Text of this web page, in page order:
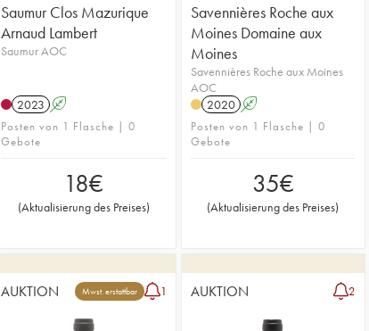
Saumur Clos Mazurique
Arnaud Lambert
Saumur AOC
2023 A
Posten von 1 Flasche | 0
Gebote
18€
(Aktualisierung des Preises)
Savennières Roche aux
Moines Domaine aux
Moines
Savennières Roche aux Moines
AOC
2020 A
Posten von 1 Flasche | 0
Gebote
35€
(Aktualisierung des Preises)
AUKTION Mwst. erstattbar 1 AUKTION 2